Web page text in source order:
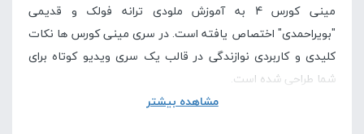
مینی کورس 4 به آموزش ملودی ترانه فولک و قدیمی
"بویراحمدی" اختصاص یافته است. در سری مینی کورس ها نکات
کلیدی و کاربردی نوازندگی در قالب یک سری ویدیو کوتاه برای
شما طراحی شده است.
شما می توانید فایل پی دی اف، گیتار پرو و بکنیک ترک تمرینی
مشاهده بیشتر